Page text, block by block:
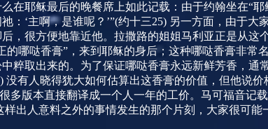
在耶稣最后的晚餐席上如此记载：由于约翰坐在“
：‘主啊，是谁呢？’”(约十三25) 另一方面，由于大
，很方便地靠近他。拉撒路的姐姐马利亚正是从这
哪哒香膏”，来到耶稣的身后；这种哪哒香膏非常
粹取出来的。为了保证哪哒香膏永远新鲜芳香，通
没有人晓得犹大如何估算出这香膏的价值，但他说
多版本直接翻译成一个人一年的工价。马可福音记
样出人意料之外的事情发生的那个片刻，大家很可能